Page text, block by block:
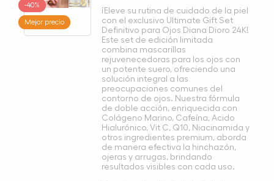
-40%
Mejor precio
¡Eleve su rutina de cuidado de la piel
con el exclusivo Ultimate Gift Set
Definitivo para Ojos Diana Dioro 24K!
Este set de edición limitada
combina mascarillas
rejuvenecedoras para los ojos con
un potente suero, ofreciendo una
solución integral a las
preocupaciones comunes del
contorno de ojos. Nuestra fórmula
de doble acción, enriquecida con
Colágeno Marino, Cafeína, Acido
Hialurónico, Vit C, Q10, Niacinamida y
otros ingredientes premium, aborda
de manera efectiva la hinchazón,
ojeras y arrugas, brindando
resultados visibles con cada uso.